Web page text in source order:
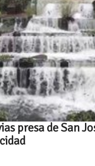
presa de San